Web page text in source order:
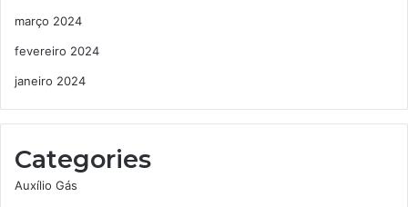
março 2024
fevereiro 2024
janeiro 2024
Categories
Auxílio Gás